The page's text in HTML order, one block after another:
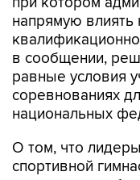
в сообщении,
равные условия
соревнованиях
национальных
О том, что
визовыми
Хорватию,